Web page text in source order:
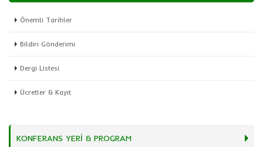
Önemli Tarihler
Bildiri Gönderimi
Dergi Listesi
Ücretler & Kayıt
KONFERANS YERİ & PROGRAM